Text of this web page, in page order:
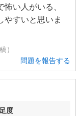
い人がいる、
やすいと思いま
）
問題を報告する
度